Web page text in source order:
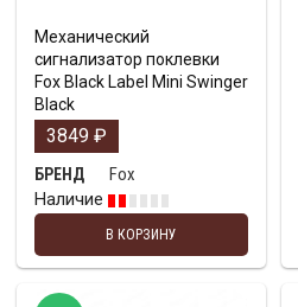
Механический
сигнализатор поклевки
Fox Black Label Mini Swinger
Black
3849 ₽
БРЕНД
Fox
Наличие
В КОРЗИНУ